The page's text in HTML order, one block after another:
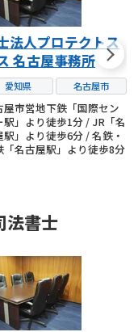
法人プロテクトス
名古屋事務所
愛知県 名古屋市
屋市営地下鉄「国際セン
駅」より徒歩1分 / JR「名
駅」より徒歩6分 / 名鉄・
「名古屋駅」より徒歩8分
法書士